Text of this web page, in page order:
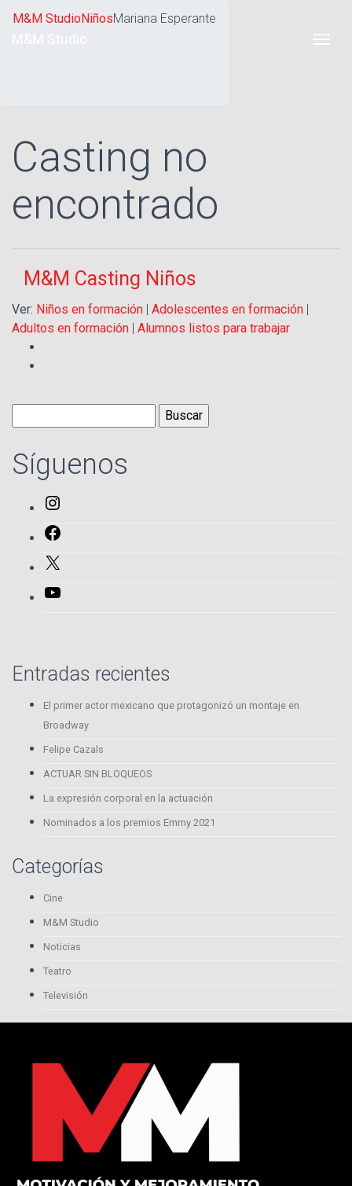
M&M StudioNiñosMariana Esperante
Casting no
encontrado
M&M Casting Niños
Ver: Niños en formación | Adolescentes en formación |
Adultos en formación | Alumnos listos para trabajar
Buscar:
Síguenos
Entradas recientes
El primer actor mexicano que protagonizó un montaje en
Broadway
Felipe Cazals
ACTUAR SIN BLOQUEOS
La expresión corporal en la actuación
Nominados a los premios Emmy 2021
Categorías
Cine
M&M Studio
Noticias
Teatro
Televisión